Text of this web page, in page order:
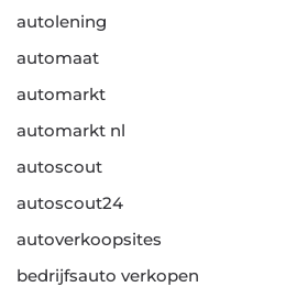
autolening
automaat
automarkt
automarkt nl
autoscout
autoscout24
autoverkoopsites
bedrijfsauto verkopen